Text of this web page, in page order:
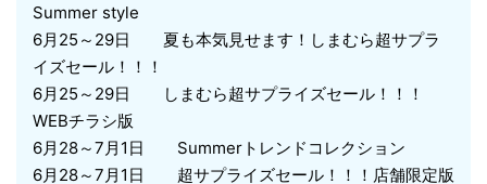
Summer style
6月25～29日 夏も本気見せます！しまむら超サプラ
イズセール！！！
6月25～29日 しまむら超サプライズセール！！！
WEBチラシ版
6月28～7月1日 Summerトレンドコレクション
6月28～7月1日 超サプライズセール！！！店舗限定版